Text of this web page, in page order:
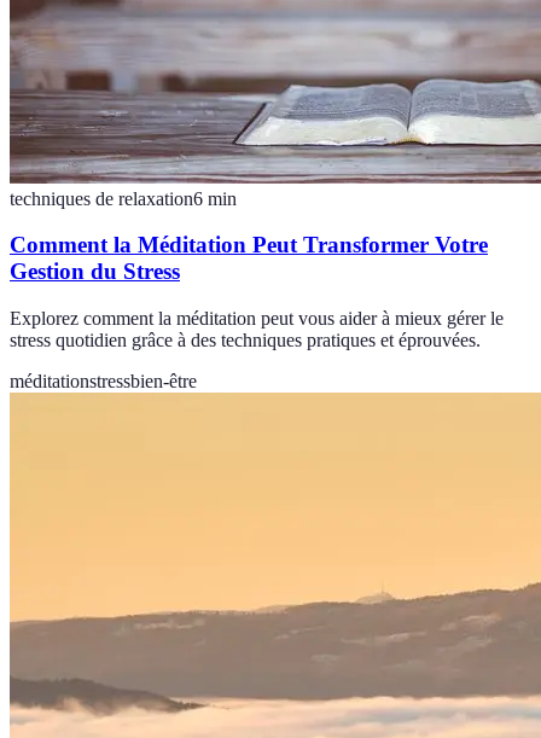
techniques de relaxation6 min
Comment la Méditation Peut Transformer Votre
Gestion du Stress
Explorez comment la méditation peut vous aider à mieux gérer le
stress quotidien grâce à des techniques pratiques et éprouvées.
méditationstressbien-être